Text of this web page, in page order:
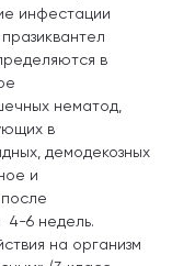
инфестации
в
нематод,
в
демодекозных
и
4-6 недель.
на организм